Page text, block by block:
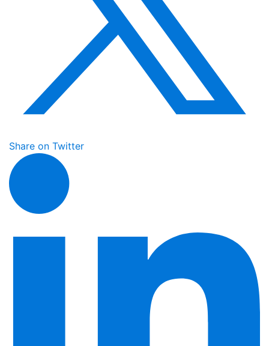
Share on Twitter